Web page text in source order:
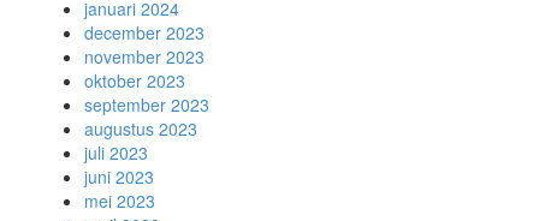
januari 2024
december 2023
november 2023
oktober 2023
september 2023
augustus 2023
juli 2023
juni 2023
mei 2023